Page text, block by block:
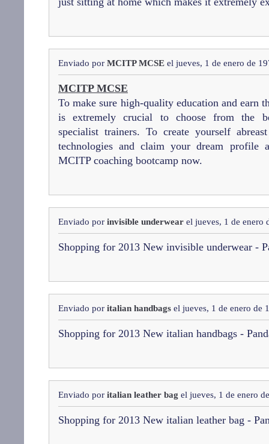
Enviado por MCITP MCSE el jueves, 1 de enero de
MCITP MCSE
To make sure high-quality education and earn
is extremely crucial to choose from the
specialist trainers. To create yourself
technologies and claim your dream profile
MCITP coaching bootcamp now.
Enviado por invisible underwear el jueves, 1 de enero
Shopping for 2013 New invisible underwear -
Enviado por italian handbags el jueves, 1 de enero de
Shopping for 2013 New italian handbags -
Enviado por italian leather bag el jueves, 1 de enero
Shopping for 2013 New italian leather bag -